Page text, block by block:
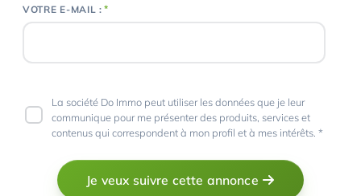
VOTRE E-MAIL : *
La société Do Immo peut utiliser les données que je leur
communique pour me présenter des produits, services et
contenus qui correspondent à mon profil et à mes intérêts. *
Je veux suivre cette annonce